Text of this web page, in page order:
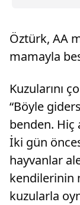
kızlarına,
dokumuş,
dokunuyor ve
yapılmış. Bu
bu"
Öztürk, AA
mamayla
Kuzularını
“Böyle
benden. Hiç
İki gün
hayvanlar
kendilerinin
kuzularla